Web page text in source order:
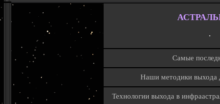
·
Самые
Наши методики выхода
Технологии выхода в